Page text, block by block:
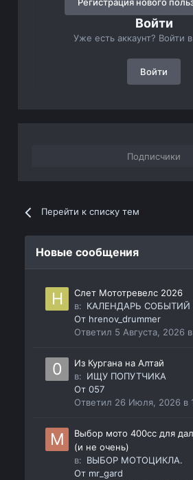
Регистрация нового
Войти
Уже есть аккаунт? Войти
Войти
Подписчики
Перейти к списку тем
Новые сообщения
Слет Мототревелс 2026
в: КАЛЕНДАРЬ СОБЫТИЙ
От hrenov_drummer
Ответил 5 Августа, 2026
Из Кургана на Алтай
в: ИЩУ ПОПУТЧИКА
От057
Ответил 26 Июля, 2026 в
Выбор мото 400сс для
(и не очень)
в: ВЫБОР МОТОЦИКЛА.
От mr_gard